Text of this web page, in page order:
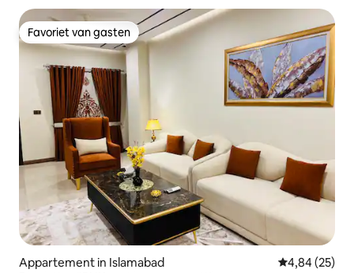
Favoriet van gasten
Favoriet van gasten
Appartement in Islamabad Gemiddelde
4,84 (25)